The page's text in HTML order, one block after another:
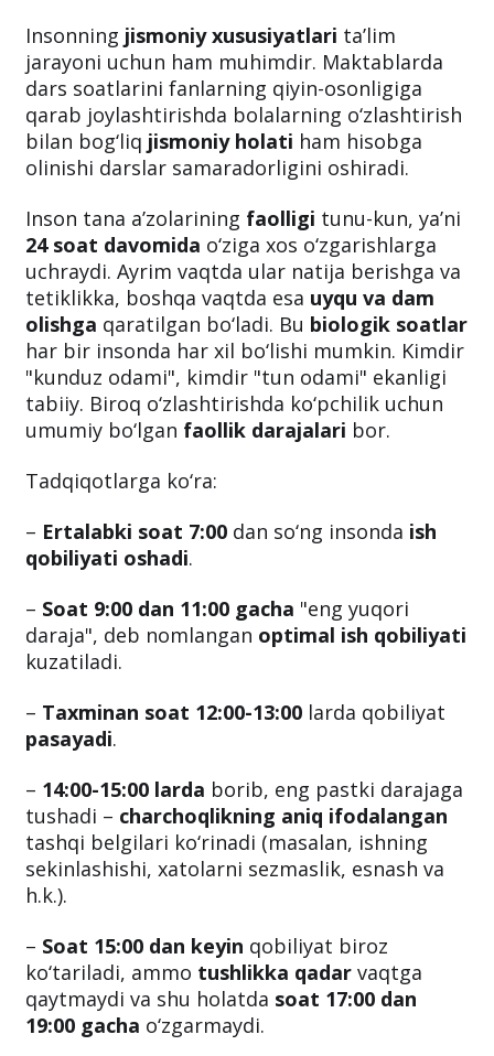
Insonning jismoniy xususiyatlari ta’lim
jarayoni uchun ham muhimdir. Maktablarda
dars soatlarini fanlarning qiyin-osonligiga
qarab joylashtirishda bolalarning o‘zlashtirish
bilan bog‘liq jismoniy holati ham hisobga
olinishi darslar samaradorligini oshiradi.
Inson tana a’zolarining faolligi tunu-kun, ya’ni
24 soat davomida o‘ziga xos o‘zgarishlarga
uchraydi. Ayrim vaqtda ular natija berishga va
tetiklikka, boshqa vaqtda esa uyqu va dam
olishga qaratilgan bo‘ladi. Bu biologik soatlar
har bir insonda har xil bo‘lishi mumkin. Kimdir
"kunduz odami", kimdir "tun odami" ekanligi
tabiiy. Biroq o‘zlashtirishda ko‘pchilik uchun
umumiy bo‘lgan faollik darajalari bor.
Tadqiqotlarga ko‘ra:
– Ertalabki soat 7:00 dan so‘ng insonda ish
qobiliyati oshadi.
– Soat 9:00 dan 11:00 gacha "eng yuqori
daraja", deb nomlangan optimal ish qobiliyati
kuzatiladi.
– Taxminan soat 12:00-13:00 larda qobiliyat
pasayadi.
– 14:00-15:00 larda borib, eng pastki darajaga
tushadi – charchoqlikning aniq ifodalangan
tashqi belgilari ko‘rinadi (masalan, ishning
sekinlashishi, xatolarni sezmaslik, esnash va
h.k.).
– Soat 15:00 dan keyin qobiliyat biroz
ko‘tariladi, ammo tushlikka qadar vaqtga
qaytmaydi va shu holatda soat 17:00 dan
19:00 gacha o‘zgarmaydi.